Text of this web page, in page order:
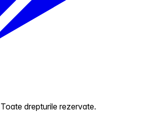
drepturile rezervate.